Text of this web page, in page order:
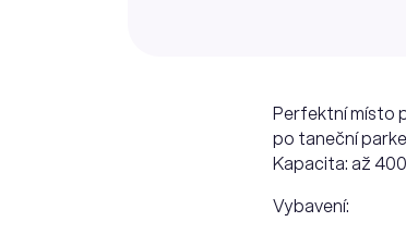
Perfektní místo
po taneční
Kapacita: až
Vybavení: